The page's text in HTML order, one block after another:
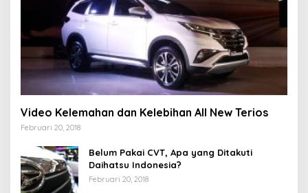
Video Kelemahan dan Kelebihan All New Terios
Februari 20, 2018
Belum Pakai CVT, Apa yang Ditakuti
Daihatsu Indonesia?
Februari 20, 2018